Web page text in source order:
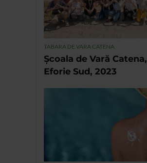
TABARA DE VARA CATENA
Școala de Vară Catena,
Eforie Sud, 2023